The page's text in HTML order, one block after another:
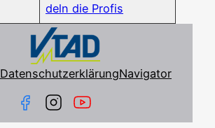
deln die Profis
DatenschutzerklärungNavigator